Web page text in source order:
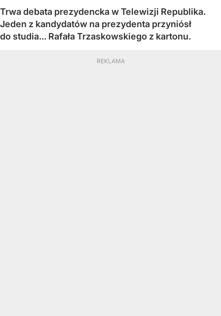
Trwa debata prezydencka w Telewizji Republika.
Jeden z kandydatów na prezydenta przyniósł
do studia... Rafała Trzaskowskiego z kartonu.